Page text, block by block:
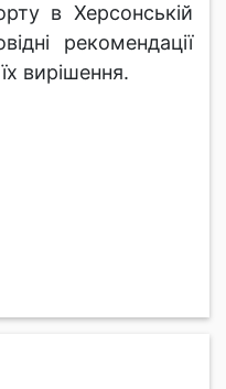
в Херсонській
рекомендації
вирішення.